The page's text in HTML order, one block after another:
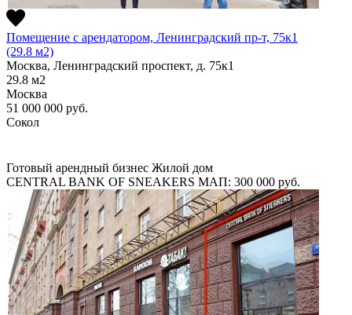
Помещение с арендатором, Ленинградский пр-т, 75к1
(29.8 м2)
Москва, Ленинградский проспект, д. 75к1
29.8 м2
Москва
51 000 000 руб.
Сокол
Готовый арендный бизнес Жилой дом
CENTRAL BANK OF SNEAKERS МАП: 300 000 руб.